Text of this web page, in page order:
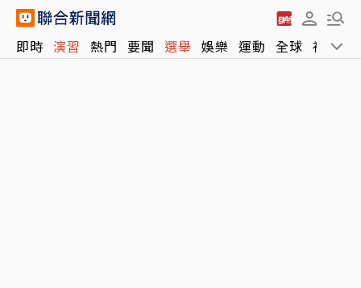
即時 演習 熱門 要聞 選舉 娛樂 運動 全球 社會